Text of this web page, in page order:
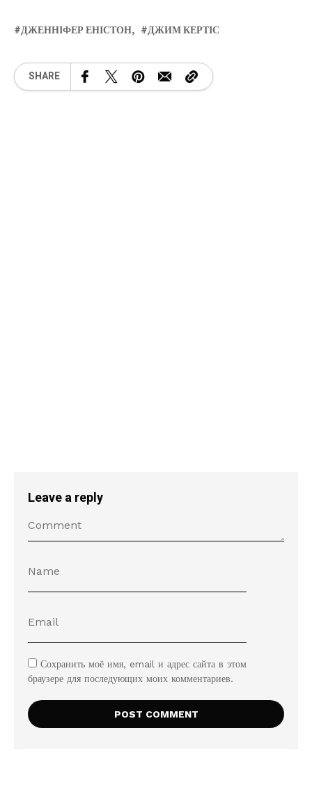
ДЖЕННІФЕР ЕНІСТОН ДЖИМ КЕРТІС
SHARE
Leave a reply
Сохранить моё имя, email и адрес сайта в этом
браузере для последующих моих комментариев.